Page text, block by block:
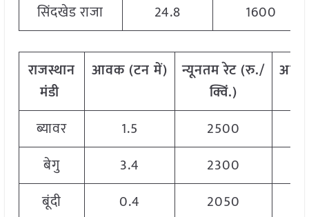
सिंदखेड राजा
24.8 1600
राजस्थान
मंडी
आवक(टनमें) न्यूनतमरेट(रु./
क्विं.)
ब्यावर 1.5
2500
बेगु
3.4
2300
बूंदी
0.4
2050